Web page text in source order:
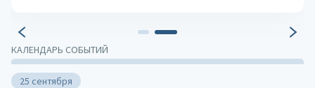
КАЛЕНДАРЬ СОБЫТИЙ
25 сентября